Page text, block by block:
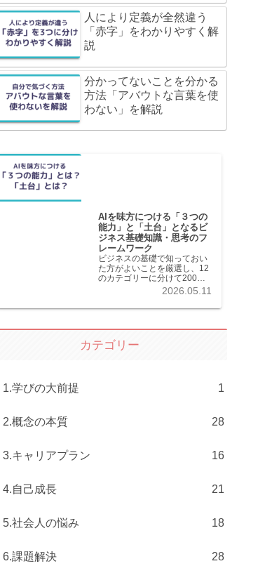
人により定義が全然違う
「赤字」をわかりやすく解
説
分かってないことを分かる
方法「アバウトな言葉を使
わない」を解説
AIを味方につける「３つの
能力」と「土台」となるビ
ジネス基礎知識・思考のフ
レームワーク
ビジネスの基礎で知っておい
た方がよいことを厳選し、12
のカテゴリーに分けて200記
事以上を掲載しています。各
います。
2026.05.11
カテゴリー
1.学びの大前提 1
2.概念の本質 28
3.キャリアプラン 16
4.自己成長 21
5.社会人の悩み 18
6.課題解決 28